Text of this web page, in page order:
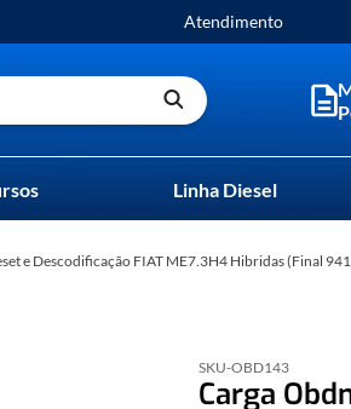
Atendimento
Linha Diesel
e Descodificação FIAT ME7.3H4 Hibridas (Final
SKU-OBD143
Carga